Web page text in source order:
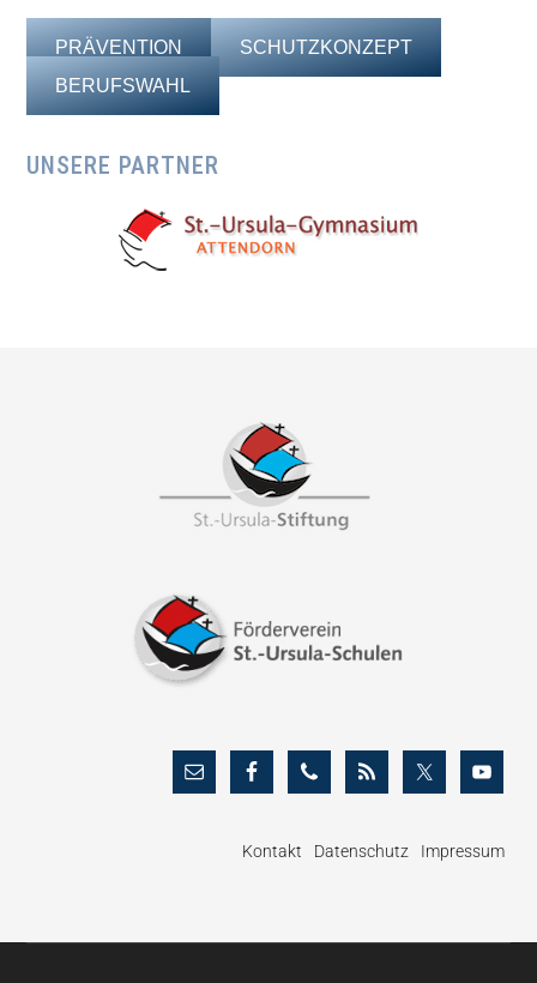
PRÄVENTION
SCHUTZKONZEPT
BERUFSWAHL
UNSERE PARTNER
Kontakt Datenschutz Impressum